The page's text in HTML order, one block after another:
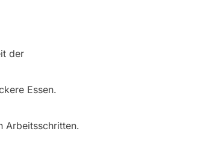
der
Essen.
Arbeitsschritten.